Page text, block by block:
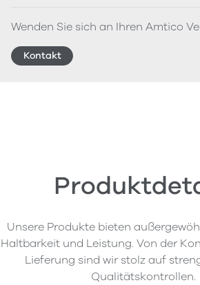
Wenden Sie sich an Ihren Amtico
Kontakt
Unsere Produkte bieten
Haltbarkeit und Leistung. Von der
Lieferung sind wir stolz auf
Qualitätskontrollen.